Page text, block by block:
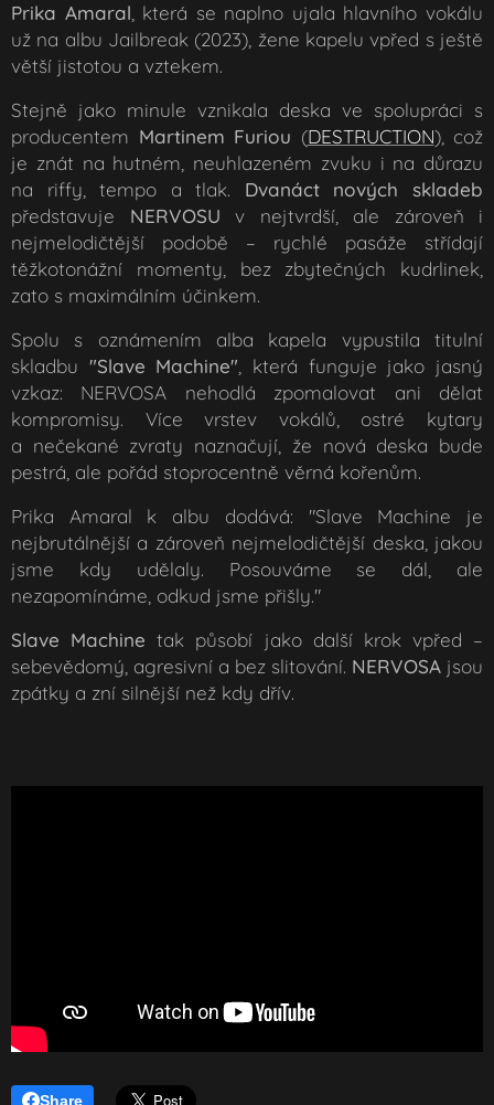
Prika Amaral, která se naplno ujala hlavního vokálu
už na albu Jailbreak (2023), žene kapelu vpřed s ještě
větší jistotou a vztekem.
Stejně jako minule vznikala deska ve spolupráci s
producentem Martinem Furiou (DESTRUCTION), což
je znát na hutném, neuhlazeném zvuku i na důrazu
na riffy, tempo a tlak. Dvanáct nových skladeb
představuje NERVOSU v nejtvrdší, ale zároveň i
nejmelodičtější podobě – rychlé pasáže střídají
těžkotonážní momenty, bez zbytečných kudrlinek,
zato s maximálním účinkem.
Spolu s oznámením alba kapela vypustila titulní
skladbu "Slave Machine", která funguje jako jasný
vzkaz: NERVOSA nehodlá zpomalovat ani dělat
kompromisy. Více vrstev vokálů, ostré kytary
a nečekané zvraty naznačují, že nová deska bude
pestrá, ale pořád stoprocentně věrná kořenům.
Prika Amaral k albu dodává: "Slave Machine je
nejbrutálnější a zároveň nejmelodičtější deska, jakou
jsme kdy udělaly. Posouváme se dál, ale
nezapomínáme, odkud jsme přišly."
Slave Machine tak působí jako další krok vpřed –
sebevědomý, agresivní a bez slitování. NERVOSA jsou
zpátky a zní silnější než kdy dřív.
Share